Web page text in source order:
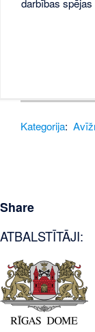
darbības
Kategorija:
Share
ATBALSTĪTĀJI: